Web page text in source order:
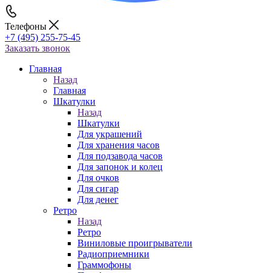
Телефоны
+7 (495) 255-75-45
Заказать звонок
Главная
Назад
Главная
Шкатулки
Назад
Шкатулки
Для украшений
Для хранения часов
Для подзавода часов
Для запонок и колец
Для очков
Для сигар
Для денег
Ретро
Назад
Ретро
Виниловые проигрыватели
Радиоприемники
Граммофоны